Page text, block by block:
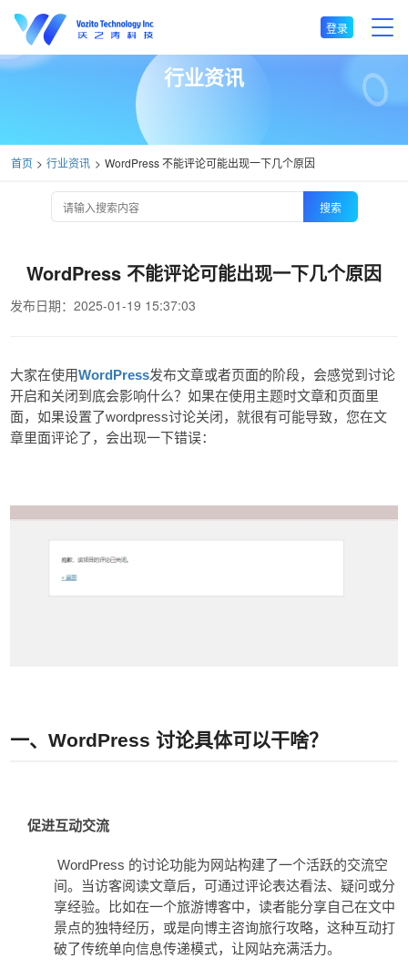
登录
行业资讯
首页 行业资讯 WordPress 不能评论可能出现一下几个原因
搜索
WordPress 不能评论可能出现一下几个原因
发布日期：2025-01-19 15:37:03
大家在使用WordPress发布文章或者页面的阶段，会感觉到讨论
开启和关闭到底会影响什么？如果在使用主题时文章和页面里
面，如果设置了wordpress讨论关闭，就很有可能导致，您在文
章里面评论了，会出现一下错误：
一、 WordPress 讨论具体可以干啥？
促进互动交流
WordPress 的讨论功能为网站构建了一个活跃的交流空
间。当访客阅读文章后，可通过评论表达看法、疑问或分
享经验。比如在一个旅游博客中，读者能分享自己在文中
景点的独特经历，或是向博主咨询旅行攻略，这种互动打
破了传统单向信息传递模式，让网站充满活力。